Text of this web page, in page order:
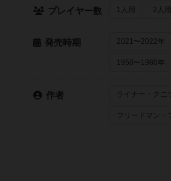
プレイヤー数 1人用 2人用
発売時期 2021〜2022年
1950〜1980年
作者 ライナー・クニ
フリードマン・